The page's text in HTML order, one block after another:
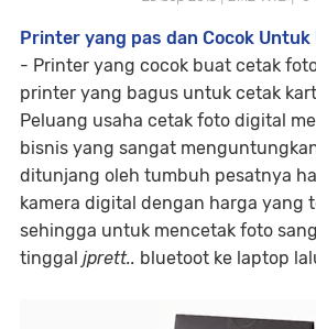
Printer yang pas dan Cocok Untuk
- Printer yang cocok buat cetak
printer yang bagus untuk cetak
Peluang usaha cetak foto digital
bisnis yang sangat
ditunjang oleh tumbuh pesatnya
kamera digital dengan harga yang
sehingga untuk mencetak foto
tinggal jprett.. bluetoot ke laptop